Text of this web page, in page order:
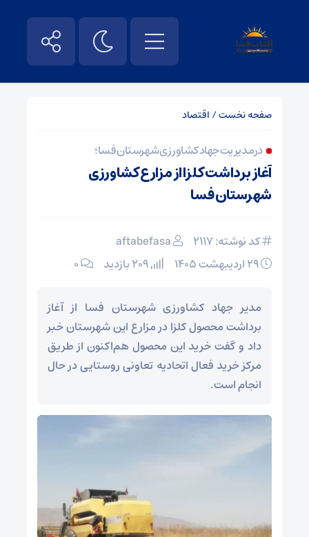
صفحه نخست/ اقتصاد
در مدیریت جهاد کشاورزی شهرستان فسا؛
آغاز برداشت کلزا از مزارع کشاورزی
شهرستان فسا
کد نوشته: 2117
aftabefasa
۰
مدیر جهاد کشاورزی شهرستان فسا از آغاز
برداشت محصول کلزا در مزارع این شهرستان خبر
داد و گفت خرید این محصول هم‌اکنون از طریق
مرکز خرید فعال اتحادیه تعاونی روستایی در حال
انجام است.